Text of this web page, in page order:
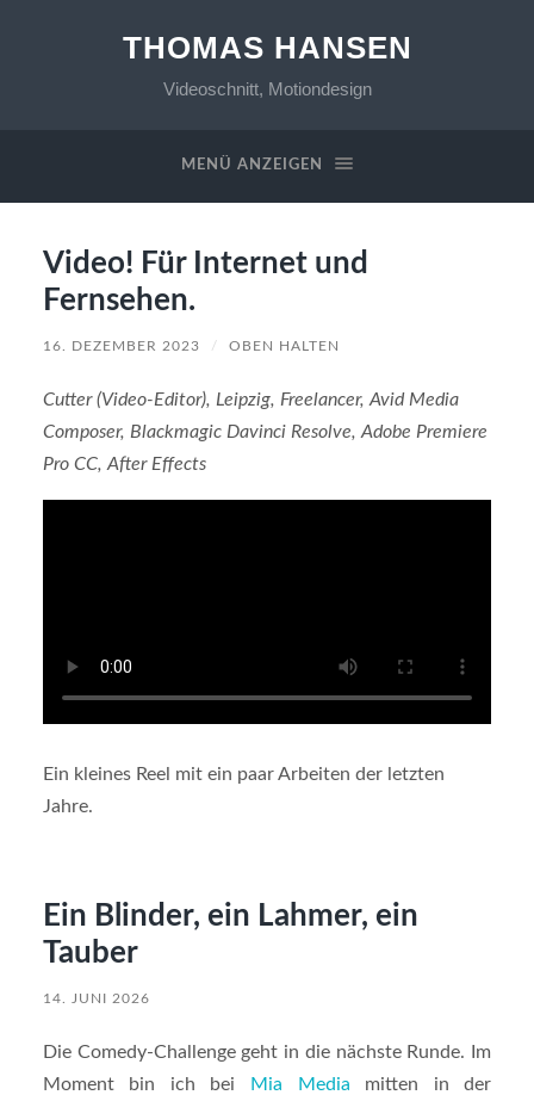
THOMAS HANSEN
Videoschnitt, Motiondesign
MENÜ ANZEIGEN
Video! Für Internet und
Fernsehen.
16. DEZEMBER 2023 / OBEN HALTEN
Cutter (Video-Editor), Leipzig, Freelancer, Avid Media
Composer, Blackmagic Davinci Resolve, Adobe Premiere
Pro CC, After Effects
Ein kleines Reel mit ein paar Arbeiten der letzten
Jahre.
Ein Blinder, ein Lahmer, ein
Tauber
14. JUNI 2026
Die Comedy-Challenge geht in die nächste Runde. Im
Moment bin ich bei
Mia Media mitten in der